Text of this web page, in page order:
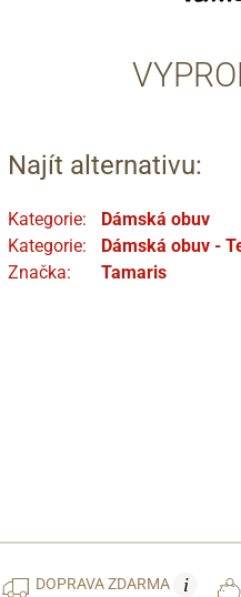
Najít alternativu:
Kategorie:
Dámská obuv
Kategorie:
Dámská obuv -
Značka:
Tamaris
DOPRAVAZDARMA i